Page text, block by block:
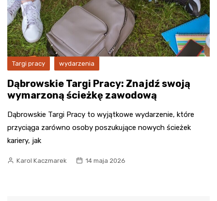
Targi pracy wydarzenia
Dąbrowskie Targi Pracy: Znajdź swoją
wymarzoną ścieżkę zawodową
Dąbrowskie Targi Pracy to wyjątkowe wydarzenie, które
przyciąga zarówno osoby poszukujące nowych ścieżek
kariery, jak
Karol Kaczmarek 14 maja 2026